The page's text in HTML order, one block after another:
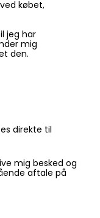
købet,
jeg har
mig
den.
direkte til
mig besked og
aftale på